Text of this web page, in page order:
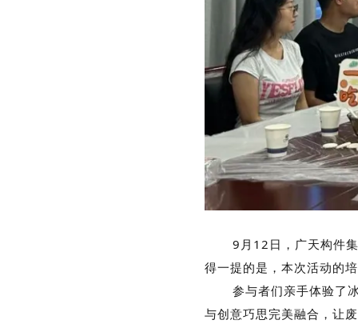
9月12日，广天构件集团
得一提的是，本次活动的
参与者们亲手体验了冰
与创意巧思完美融合，让